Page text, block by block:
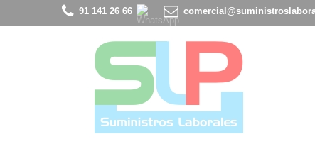
91 141 26 66